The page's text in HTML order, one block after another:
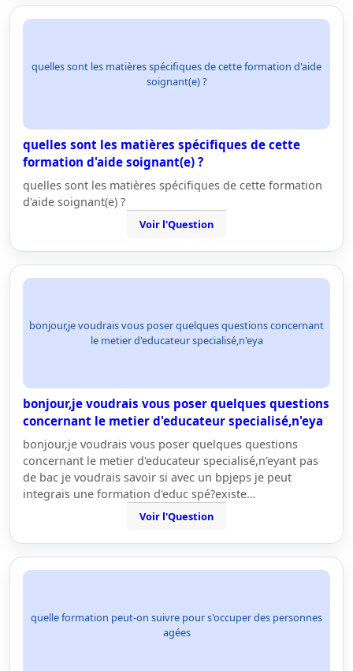
quelles sont les matières spécifiques de cette formation d'aide
soignant(e) ?
quelles sont les matières spécifiques de cette
formation d'aide soignant(e) ?
quelles sont les matières spécifiques de cette formation
d'aide soignant(e) ?
Voir l'Question
bonjour,je voudrais vous poser quelques questions concernant
le metier d'educateur specialisé,n'eya
bonjour,je voudrais vous poser quelques questions
concernant le metier d'educateur specialisé,n'eya
bonjour,je voudrais vous poser quelques questions
concernant le metier d'educateur specialisé,n'eyant pas
de bac je voudrais savoir si avec un bpjeps je peut
integrais une formation d'educ spé?existe…
Voir l'Question
quelle formation peut-on suivre pour s'occuper des personnes
agées